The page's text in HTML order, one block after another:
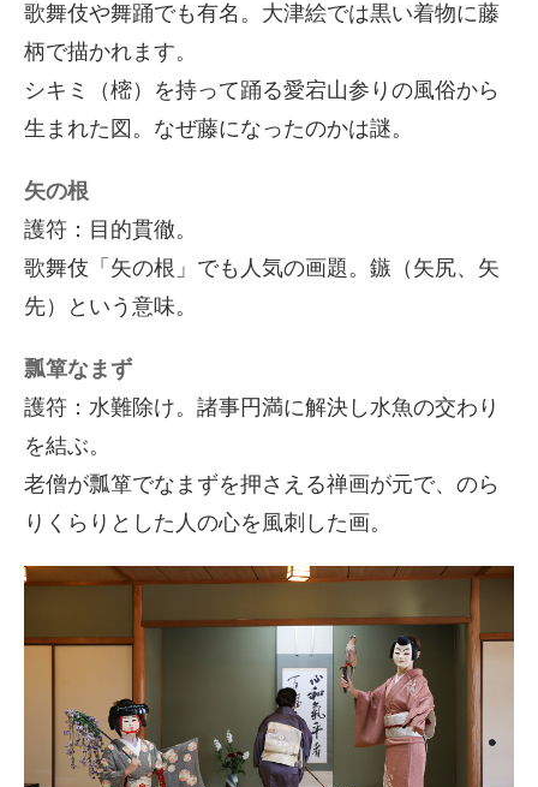
歌舞伎や舞踊でも有名。大津絵では黒い着物に藤
柄で描かれます。
シキミ（樒）を持って踊る愛宕山参りの風俗から
生まれた図。なぜ藤になったのかは謎。
矢の根
護符：目的貫徹。
歌舞伎「矢の根」でも人気の画題。鏃（矢尻、矢
先）という意味。
瓢箪なまず
護符：水難除け。諸事円満に解決し水魚の交わり
を結ぶ。
老僧が瓢箪でなまずを押さえる禅画が元で、のら
りくらりとした人の心を風刺した画。